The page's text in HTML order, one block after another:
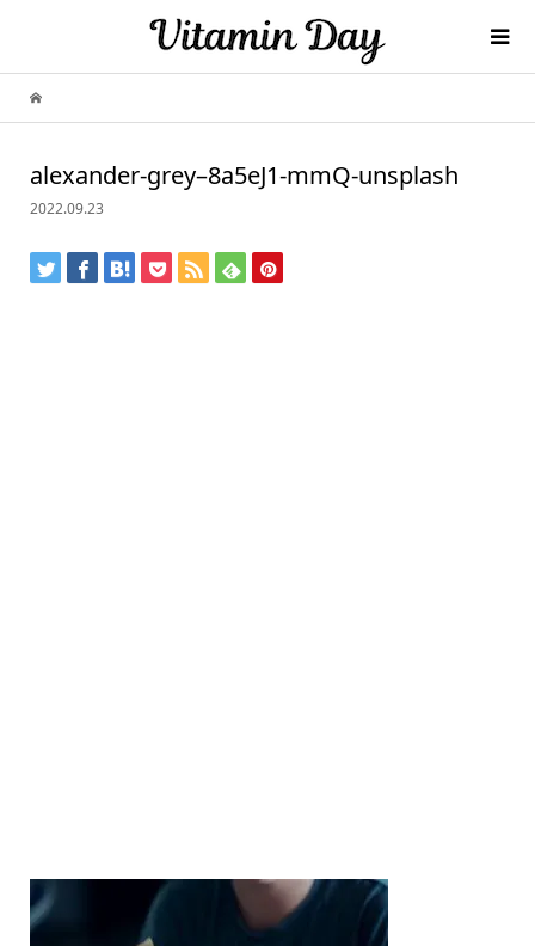
alexander-grey–8a5eJ1-mmQ-unsplash
2022.09.23